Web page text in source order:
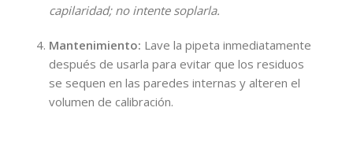
capilaridad; no intente soplarla.
Mantenimiento: Lave la pipeta inmediatamente
después de usarla para evitar que los residuos
se sequen en las paredes internas y alteren el
volumen de calibración.